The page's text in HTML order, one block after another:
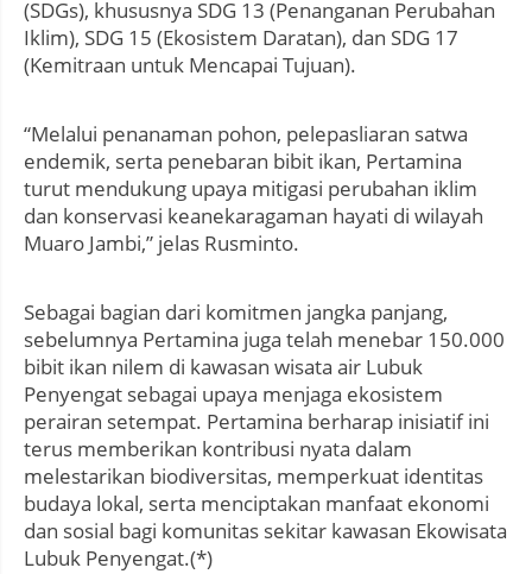
(SDGs), khususnya SDG 13 (Penanganan Perubahan
Iklim), SDG 15 (Ekosistem Daratan), dan SDG 17
(Kemitraan untuk Mencapai Tujuan).
“Melalui penanaman pohon, pelepasliaran satwa
endemik, serta penebaran bibit ikan, Pertamina
turut mendukung upaya mitigasi perubahan iklim
dan konservasi keanekaragaman hayati di wilayah
Muaro Jambi,” jelas Rusminto.
Sebagai bagian dari komitmen jangka panjang,
sebelumnya Pertamina juga telah menebar 150.000
bibit ikan nilem di kawasan wisata air Lubuk
Penyengat sebagai upaya menjaga ekosistem
perairan setempat. Pertamina berharap inisiatif ini
terus memberikan kontribusi nyata dalam
melestarikan biodiversitas, memperkuat identitas
budaya lokal, serta menciptakan manfaat ekonomi
dan sosial bagi komunitas sekitar kawasan Ekowisata
Lubuk Penyengat.(*)